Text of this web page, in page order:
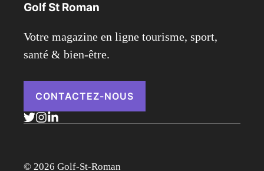
Golf St Roman
Votre magazine en ligne tourisme, sport,
santé & bien-être.
CONTACTEZ-NOUS
© 2026 Golf-St-Roman